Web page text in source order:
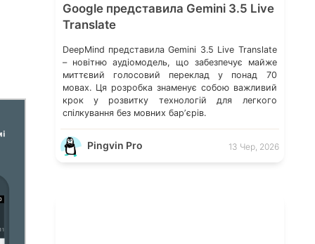
Google представила Gemini 3.5 Live
Translate
DeepMind представила Gemini 3.5 Live Translate
– новітню аудіомодель, що забезпечує майже
миттєвий голосовий переклад у понад 70
мовах. Ця розробка знаменує собою важливий
крок у розвитку технологій для легкого
спілкування без мовних барʼєрів.
Pingvin Pro 13 Чер, 2026